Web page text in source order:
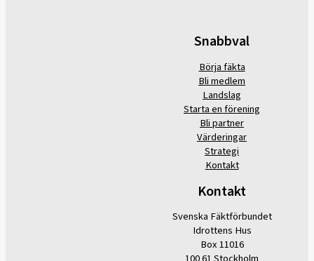
Snabbval
Börja fäkta
Bli medlem
Landslag
Starta en förening
Bli partner
Värderingar
Strategi
Kontakt
Kontakt
Svenska Fäktförbundet
Idrottens Hus
Box 11016